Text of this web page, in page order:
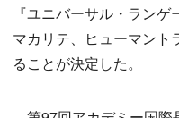
『ユニバーサル・ラン
マカリテ、ヒューマント
ることが決定した。